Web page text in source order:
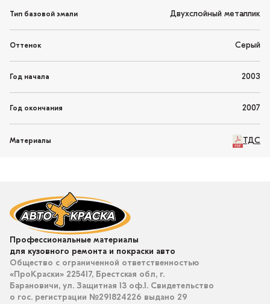
Тип базовой эмали Двухслойный металлик
Оттенок Серый
Год начала 2003
Год окончания 2007
Материалы ТДС
Профессиональные материалы
для кузовного ремонта и покраски авто
Общество с ограниченной ответственностью
«ПроКраски» 225417, Брестская обл, г.
Барановичи, ул. Защитная 13 оф.1. Свидетельство
о гос. регистрации №291824226 выдано 29